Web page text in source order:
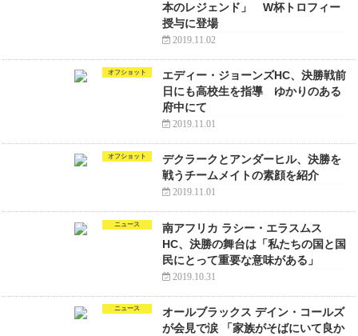
本のレジェンド」 W杯トロフィー
授与に登場
2019.11.02
オフショット
エディー・ジョーンズHC、決勝戦前
日にも高校生を指導 ゆかりのある
府中にて
2019.11.01
オフショット
デクラークとアンダーヒル、決勝を
戦うチームメイトの素顔を紹介
2019.11.01
ニュース
南アフリカ ラシー・エラスムス
HC、決勝の舞台は「私たちの国と国
民にとって重要な意味がある」
2019.10.31
ニュース
オールブラックス デイン・コールズ
が会見で涙 「家族がそばにいて良か